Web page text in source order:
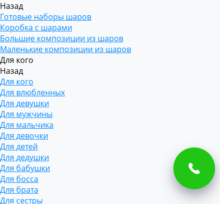
Назад
Готовые наборы шаров
Коробка с шарами
Большие композиции из шаров
Маленькие композиции из шаров
Для кого
Назад
Для кого
Для влюбленных
Для девушки
Для мужчины
Для мальчика
Для девочки
Для детей
Для дедушки
Для бабушки
Для босса
Для брата
Для сестры